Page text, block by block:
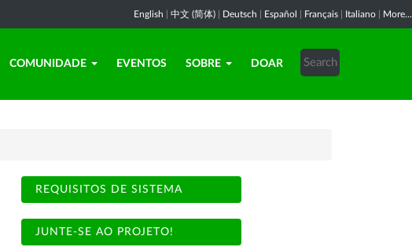
English 中文 (简体) Deutsch Español Français Italiano More...
COMUNIDADE EVENTOS SOBRE DOAR
REQUISITOS DE SISTEMA
JUNTE-SE AO PROJETO!